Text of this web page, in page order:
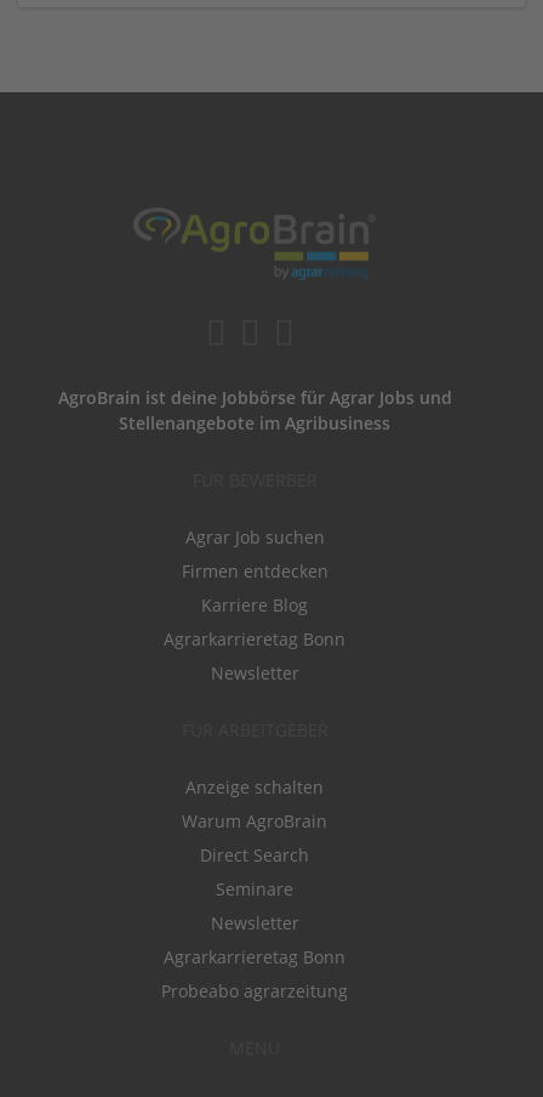
AgroBrain ist deine Jobbörse für Agrar Jobs und
Stellenangebote im Agribusiness
Agrar Job suchen
Firmen entdecken
Karriere Blog
Agrarkarrieretag Bonn
Newsletter
Anzeige schalten
Warum AgroBrain
Direct Search
Seminare
Newsletter
Agrarkarrieretag Bonn
Probeabo agrarzeitung